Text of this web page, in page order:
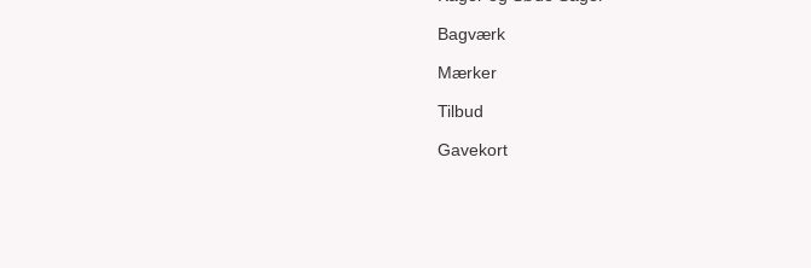
Bagværk
Mærker
Tilbud
Gavekort